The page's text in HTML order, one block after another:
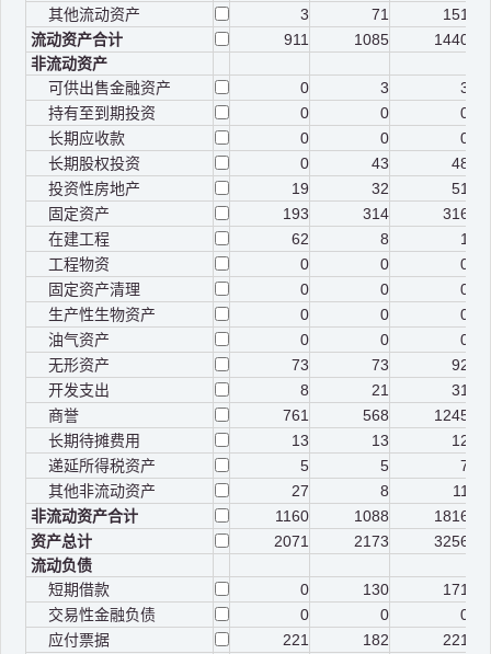
其他流动资产
3 71
151
流动资产合计
911 1085
1440
非流动资产
可供出售金融资产
0 3
3
持有至到期投资
0 0
0
长期应收款
0 0
0
长期股权投资
0 43
48
投资性房地产
19 32
51
固定资产
193 314
316
在建工程
62 8
1
工程物资
0 0
0
固定资产清理
0 0
0
生产性生物资产
0 0
0
油气资产
0 0
0
无形资产
73 73
92
开发支出
8 21
31
商誉
761 568
1245
长期待摊费用
13 13
12
递延所得税资产
5 5
7
其他非流动资产
27 8
11
非流动资产合计
1160 1088
1816
资产总计
2071 2173
3256
流动负债
短期借款
0 130
171
交易性金融负债
0 0
0
应付票据
221 182
221